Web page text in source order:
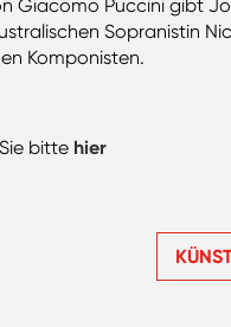
Giacomo Puccini gibt
Sopranistin
Komponisten.
bitte hier